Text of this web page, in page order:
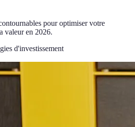
pour optimiser votre
valeur en 2026.
d'investissement